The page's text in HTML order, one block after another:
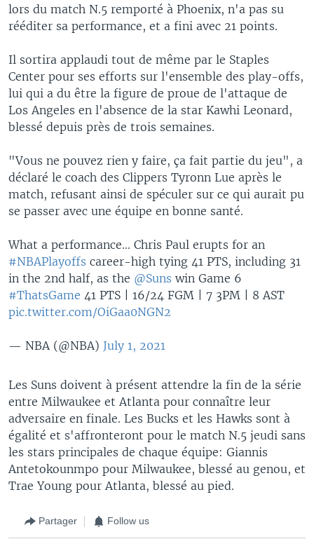
lors du match N.5 remporté à Phoenix, n'a pas su
rééditer sa performance, et a fini avec 21 points.
Il sortira applaudi tout de même par le Staples
Center pour ses efforts sur l'ensemble des play-offs,
lui qui a du être la figure de proue de l'attaque de
Los Angeles en l'absence de la star Kawhi Leonard,
blessé depuis près de trois semaines.
"Vous ne pouvez rien y faire, ça fait partie du jeu", a
déclaré le coach des Clippers Tyronn Lue après le
match, refusant ainsi de spéculer sur ce qui aurait pu
se passer avec une équipe en bonne santé.
What a performance... Chris Paul erupts for an
#NBAPlayoffs career-high tying 41 PTS, including 31
in the 2nd half, as the @Suns win Game 6
#ThatsGame 41 PTS | 16/24 FGM | 7 3PM | 8 AST
pic.twitter.com/OiGaa0NGN2
— NBA (@NBA) July 1, 2021
Les Suns doivent à présent attendre la fin de la série
entre Milwaukee et Atlanta pour connaître leur
adversaire en finale. Les Bucks et les Hawks sont à
égalité et s'affronteront pour le match N.5 jeudi sans
les stars principales de chaque équipe: Giannis
Antetokounmpo pour Milwaukee, blessé au genou, et
Trae Young pour Atlanta, blessé au pied.
Partager Follow us